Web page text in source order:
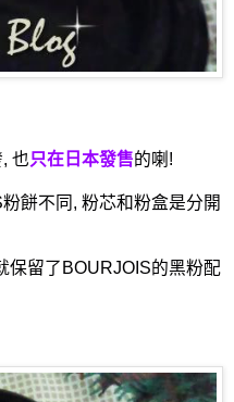
也只在日本發售的喇!
餅不同, 粉芯和粉盒是分開
保留了BOURJOIS的黑粉配